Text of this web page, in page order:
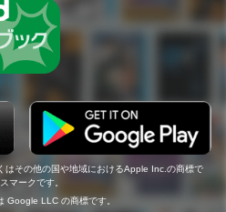
その他の国や地域におけるApple Inc.の商標で
マークです。
LLC の商標です。